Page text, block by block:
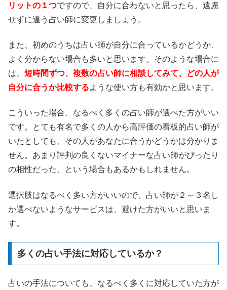
リットの１つですので、自分に合わないと思ったら、遠慮
せずに違う占い師に変更しましょう。
また、初めのうちは占い師が自分に合っているかどうか、
よく分からない場合も多いと思います。そのような場合に
は、 短時間ずつ、複数の占い師に相談してみて、どの人が
自分に合うか比較するような使い方も有効かと思います。
こういった場合、なるべく多くの占い師が選べた方がいい
です。とても有名で多くの人から高評価の看板的占い師が
いたとしても、その人があなたに合うかどうかは分かりま
せん。あまり評判の良くないマイナーな占い師がぴったり
の相性だった、という場合もあるかもしれません。
選択肢はなるべく多い方がいいので、占い師が２～３名し
か選べないようなサービスは、避けた方がいいと思いま
す。
多くの占い手法に対応しているか？
占いの手法についても、なるべく多くに対応していた方が